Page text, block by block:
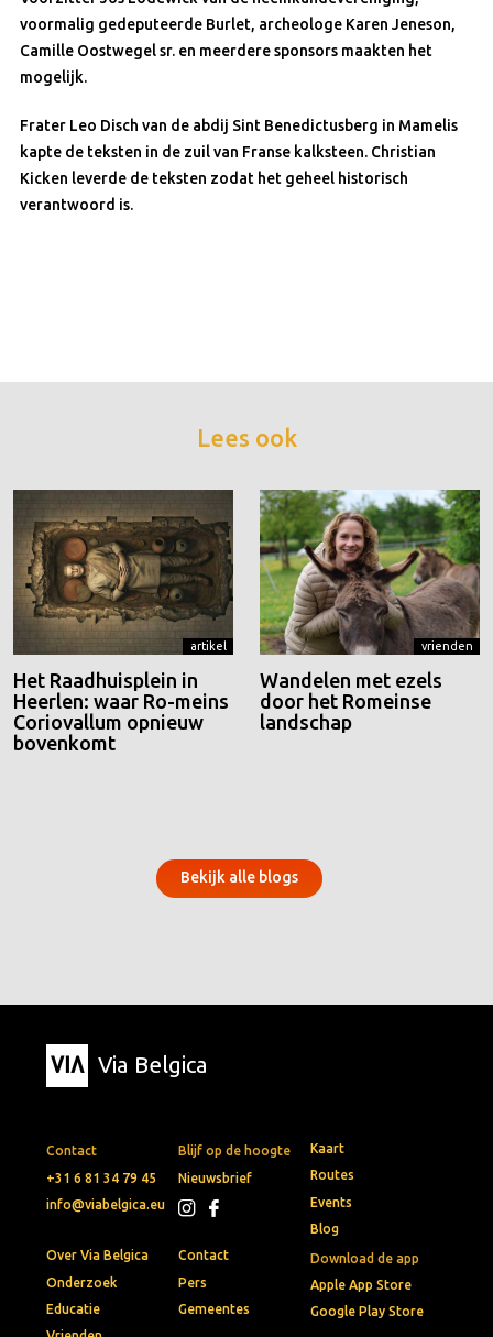
voormalig gedeputeerde Burlet, archeologe Karen Jeneson,
Camille Oostwegel sr. en meerdere sponsors maakten het
mogelijk.
Frater Leo Disch van de abdij Sint Benedictusberg in Mamelis
kapte de teksten in de zuil van Franse kalksteen. Christian
Kicken leverde de teksten zodat het geheel historisch
verantwoord is.
Lees ook
artikel
Het Raadhuisplein in
Heerlen: waar Ro-meins
Coriovallum opnieuw
bovenkomt
vrienden
Wandelen met ezels
door het Romeinse
landschap
Bekijk alle blogs
Via Belgica
Contact
+31 6 81 34 79 45
info@viabelgica.eu
Blijf op de hoogte
Nieuwsbrief
Download de app
Apple App Store
Google Play Store
Kaart
Routes
Events
Blog
Over Via Belgica
Onderzoek
Educatie
Contact
Pers
Gemeentes